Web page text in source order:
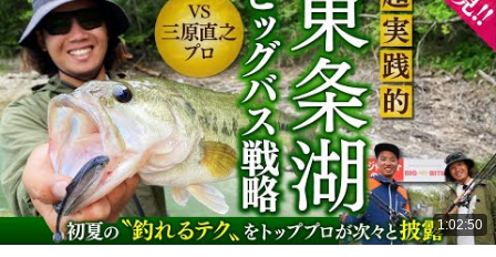
1:02:50